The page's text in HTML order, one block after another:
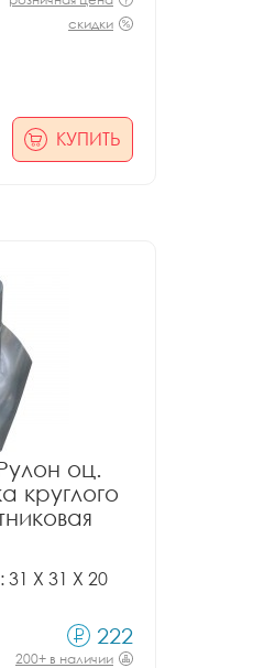
скидки
КУПИТЬ
оц.
круглого
X 31 X 20
222
200+ в наличии